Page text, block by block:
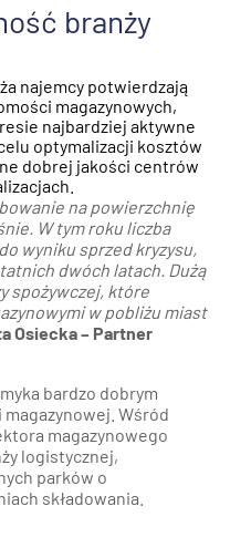
branży
najemcy potwierdzają
magazynowych,
najbardziej aktywne
optymalizacji kosztów
dobrej jakości centrów
na powierzchnię
W tym roku liczba
wyniku sprzed kryzysu,
dwóch latach. Dużą
spożywczej, które
w pobliżu miast
Osiecka – Partner
bardzo dobrym
Wśród
magazynowego
logistycznej,
parków o
składowania.